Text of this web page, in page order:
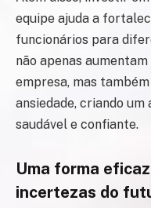
equipe ajuda a
funcionários para
não apenas
empresa, mas
ansiedade, criando
saudável e confiante.
Uma forma
incertezas do